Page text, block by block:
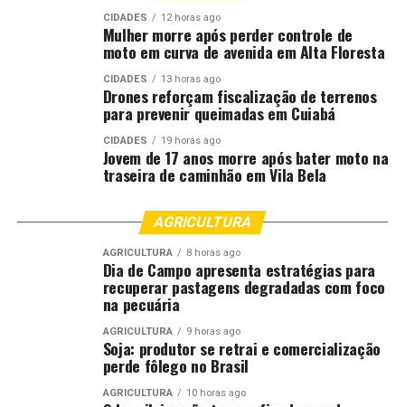
CIDADES 12 horas ago
Mulher morre após perder controle de
moto em curva de avenida em Alta Floresta
CIDADES 13 horas ago
Drones reforçam fiscalização de terrenos
para prevenir queimadas em Cuiabá
CIDADES 19 horas ago
Jovem de 17 anos morre após bater moto na
traseira de caminhão em Vila Bela
AGRICULTURA
AGRICULTURA 8 horas ago
Dia de Campo apresenta estratégias para
recuperar pastagens degradadas com foco
na pecuária
AGRICULTURA 9 horas ago
Soja: produtor se retrai e comercialização
perde fôlego no Brasil
AGRICULTURA 10 horas ago